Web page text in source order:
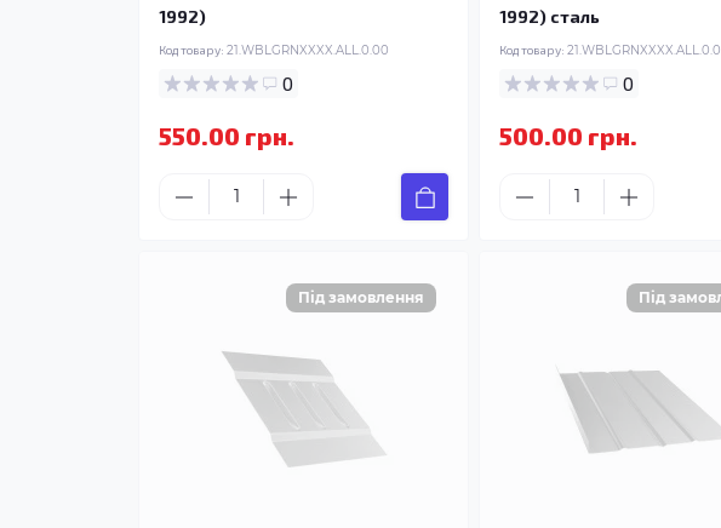
1992)
Код товару: 21.WBLGRNXXXX.ALL.0.00
0
550.00 грн.
1992) сталь
Код товару: 21.WBLGRNXXXX.ALL.0.0
0
500.00 грн.